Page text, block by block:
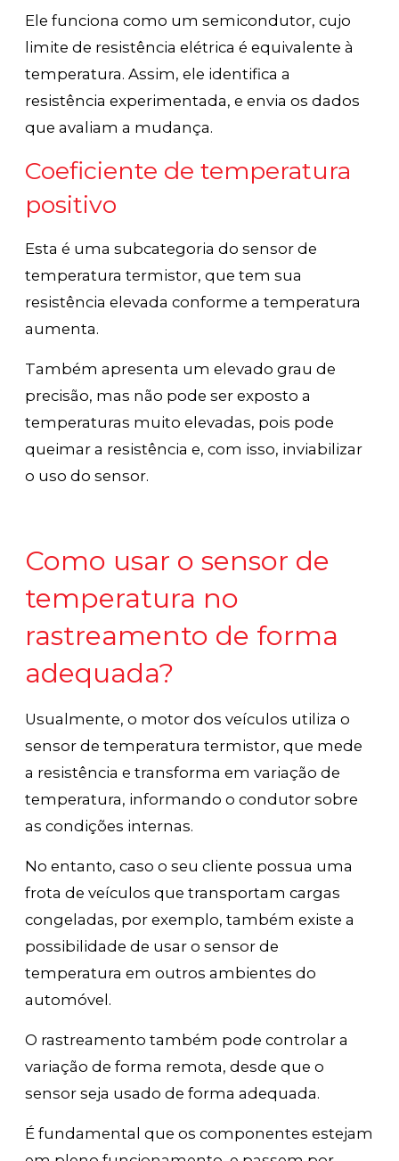
Ele funciona como um semicondutor, cujo
limite de resistência elétrica é equivalente à
temperatura. Assim, ele identifica a
resistência experimentada, e envia os dados
que avaliam a mudança.
Coeficiente de temperatura
positivo
Esta é uma subcategoria do sensor de
temperatura termistor, que tem sua
resistência elevada conforme a temperatura
aumenta.
Também apresenta um elevado grau de
precisão, mas não pode ser exposto a
temperaturas muito elevadas, pois pode
queimar a resistência e, com isso, inviabilizar
o uso do sensor.
Como usar o sensor de
temperatura no
rastreamento de forma
adequada?
Usualmente, o motor dos veículos utiliza o
sensor de temperatura termistor, que mede
a resistência e transforma em variação de
temperatura, informando o condutor sobre
as condições internas.
No entanto, caso o seu cliente possua uma
frota de veículos que transportam cargas
congeladas, por exemplo, também existe a
possibilidade de usar o sensor de
temperatura em outros ambientes do
automóvel.
O rastreamento também pode controlar a
variação de forma remota, desde que o
sensor seja usado de forma adequada.
É fundamental que os componentes estejam